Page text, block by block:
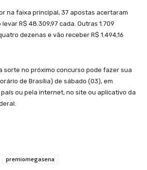
na faixa principal, 37 apostas acertaram
R$ 48.309,97 cada. Outras 1.709
dezenas e vão receber R$ 1.494,16
sorte no próximo concurso pode fazer sua
de Brasília) de sábado (03), em
ou pela internet, no site ou aplicativo da
premiomegasena